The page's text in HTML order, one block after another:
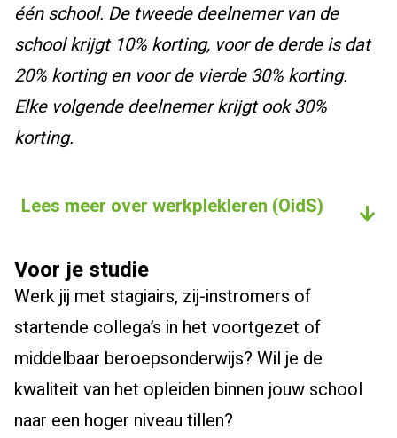
één school. De tweede deelnemer van de
school krijgt 10% korting, voor de derde is dat
20% korting en voor de vierde 30% korting.
Elke volgende deelnemer krijgt ook 30%
korting.
Lees meer over werkplekleren (OidS)
Voor je studie
Werk jij met stagiairs, zij-instromers of
startende collega’s in het voortgezet of
middelbaar beroepsonderwijs? Wil je de
kwaliteit van het opleiden binnen jouw school
naar een hoger niveau tillen?